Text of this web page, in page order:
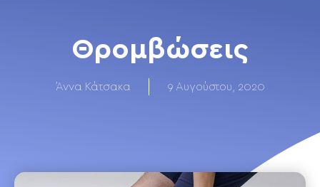
Θρομβώσεις
Άννα Κάτσακα 9 Αυγούστου, 2020